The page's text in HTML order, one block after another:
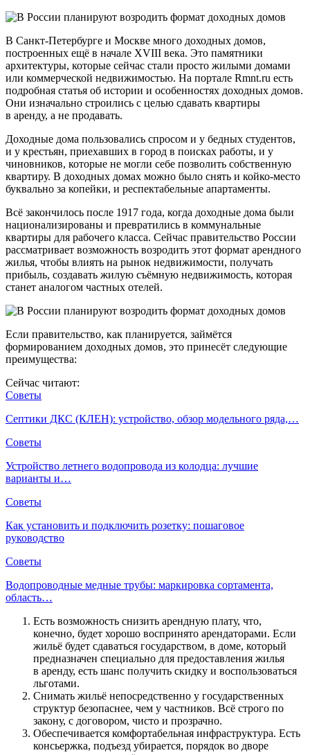
В Санкт-Петербурге и Москве много доходных домов,
построенных ещё в начале XVIII века. Это памятники
архитектуры, которые сейчас стали просто жилыми домами
или коммерческой недвижимостью. На портале Rmnt.ru есть
подробная статья об истории и особенностях доходных домов.
Они изначально строились с целью сдавать квартиры
в аренду, а не продавать.
Доходные дома пользовались спросом и у бедных студентов,
и у крестьян, приехавших в город в поисках работы, и у
чиновников, которые не могли себе позволить собственную
квартиру. В доходных домах можно было снять и койко-место
буквально за копейки, и респектабельные апартаменты.
Всё закончилось после 1917 года, когда доходные дома были
национализированы и превратились в коммунальные
квартиры для рабочего класса. Сейчас правительство России
рассматривает возможность возродить этот формат арендного
жилья, чтобы влиять на рынок недвижимости, получать
прибыль, создавать жилую съёмную недвижимость, которая
станет аналогом частных отелей.
Если правительство, как планируется, займётся
формированием доходных домов, это принесёт следующие
преимущества:
Сейчас читают:
Советы
Септики ДКС (КЛЕН): устройство, обзор модельного ряда,…
Советы
Устройство летнего водопровода из колодца: лучшие
варианты и…
Советы
Как установить и подключить розетку: пошаговое
руководство
Советы
Водопроводные медные трубы: маркировка сортамента,
область…
Есть возможность снизить арендную плату, что,
конечно, будет хорошо воспринято арендаторами. Если
жильё будет сдаваться государством, в доме, который
предназначен специально для предоставления жилья
в аренду, есть шанс получить скидку и воспользоваться
льготами.
Снимать жильё непосредственно у государственных
структур безопаснее, чем у частников. Всё строго по
закону, с договором, чисто и прозрачно.
Обеспечивается комфортабельная инфраструктура. Есть
консьержка, подъезд убирается, порядок во дворе